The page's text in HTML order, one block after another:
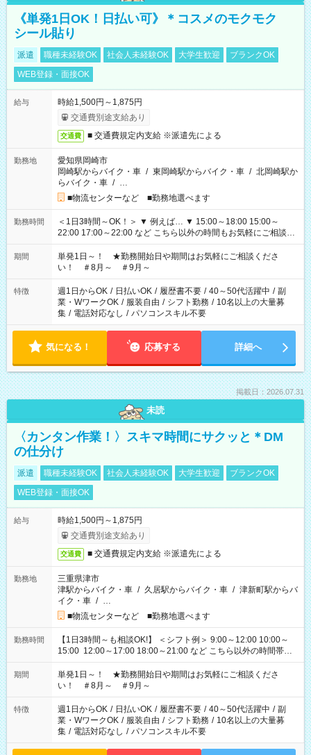
《単発1日OK！日払い可》＊コスメのモクモク
シール貼り
派遣 職種未経験OK 社会人未経験OK 大学生歓迎
ブランクOK
WEB登録・面接OK
給与
時給1,500円～1,875円
交通費別途支給あり
交通費 ■ 交通費規定内支給 ※派遣先による
勤務地
愛知県岡崎市
岡崎駅からバイク・車 / 東岡崎駅からバイク・車 / 北岡崎駅か
らバイク・車 / …
■物流センターなど ■勤務地選べます
勤務時間
＜1日3時間～OK！＞ ▼ 例えば… ▼ 15:00～18:00 15:00～
22:00 17:00～22:00 など こちら以外の時間もお気軽にご相談く
ださい！
期間
単発1日～！ ★勤務開始日や期間はお気軽にご相談くださ
い！ ＃8月～ ＃9月～
特徴 週1日からOK / 日払いOK / 履歴書不要 / 40～50代活躍中 / 副
業・WワークOK / 服装自由 / シフト勤務 / 10名以上の大量募
集 / 電話対応なし / パソコンスキル不要
気になる！ 応募する 詳細へ
掲載日：2026.07.31
未読
〈カンタン作業！〉スキマ時間にサクッと＊DM
の仕分け
派遣 職種未経験OK 社会人未経験OK 大学生歓迎
ブランクOK
WEB登録・面接OK
給与
時給1,500円～1,875円
交通費別途支給あり
交通費 ■ 交通費規定内支給 ※派遣先による
勤務地
三重県津市
津駅からバイク・車 / 久居駅からバイク・車 / 津新町駅からバ
イク・車 / …
■物流センターなど ■勤務地選べます
勤務時間
【1日3時間～も相談OK!】 ＜シフト例＞ 9:00～12:00 10:00～
15:00 12:00～17:00 18:00～21:00 など こちら以外の時間帯も
お気軽にご相談ください！
期間
単発1日～！ ★勤務開始日や期間はお気軽にご相談くださ
い！ ＃8月～ ＃9月～
特徴 週1日からOK / 日払いOK / 履歴書不要 / 40～50代活躍中 / 副
業・WワークOK / 服装自由 / シフト勤務 / 10名以上の大量募
集 / 電話対応なし / パソコンスキル不要